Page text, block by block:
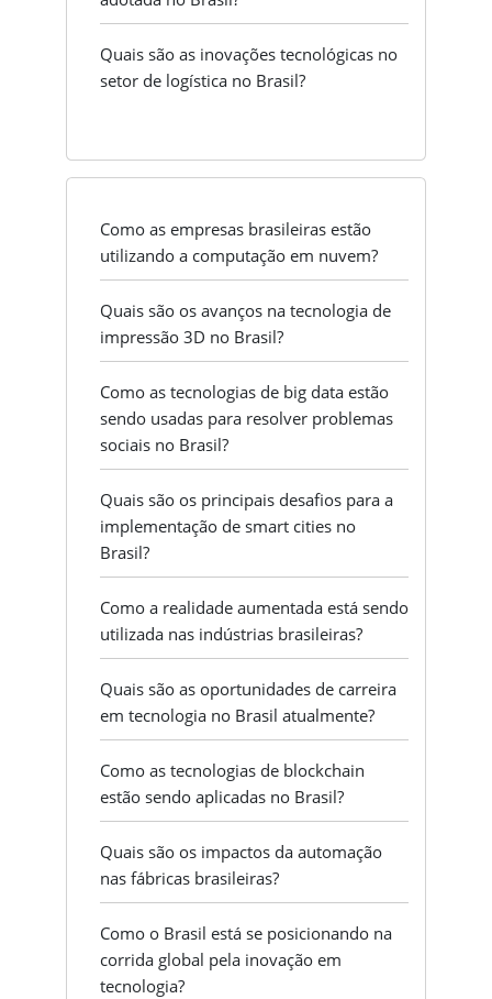
Quais são as inovações tecnológicas no
setor de logística no Brasil?
Como as empresas brasileiras estão
utilizando a computação em nuvem?
Quais são os avanços na tecnologia de
impressão 3D no Brasil?
Como as tecnologias de big data estão
sendo usadas para resolver problemas
sociais no Brasil?
Quais são os principais desafios para a
implementação de smart cities no
Brasil?
Como a realidade aumentada está sendo
utilizada nas indústrias brasileiras?
Quais são as oportunidades de carreira
em tecnologia no Brasil atualmente?
Como as tecnologias de blockchain
estão sendo aplicadas no Brasil?
Quais são os impactos da automação
nas fábricas brasileiras?
Como o Brasil está se posicionando na
corrida global pela inovação em
tecnologia?